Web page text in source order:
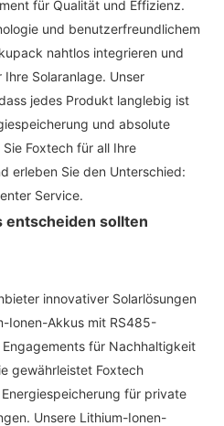
für Qualität und Effizienz.
und benutzerfreundlichem
nahtlos integrieren und
Solaranlage. Unser
jedes Produkt langlebig ist
und absolute
Foxtech für all Ihre
erleben Sie den Unterschied:
Service.
entscheiden sollten
innovativer Solarlösungen
Ionen-Akkus mit RS485-
für Nachhaltigkeit
gewährleistet Foxtech
für private
Unsere Lithium-Ionen-